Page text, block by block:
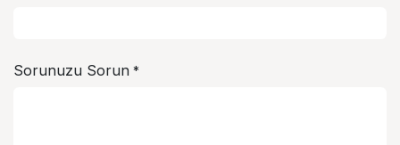
Sorunuzu Sorun *